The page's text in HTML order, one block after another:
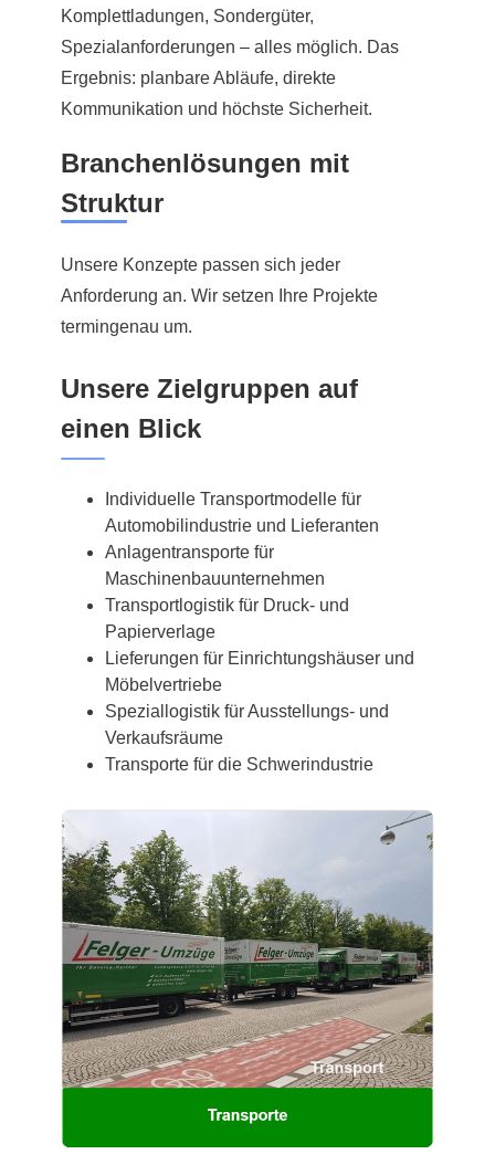
Komplettladungen, Sondergüter,
Spezialanforderungen – alles möglich. Das
Ergebnis: planbare Abläufe, direkte
Kommunikation und höchste Sicherheit.
Branchenlösungen mit
Struktur
Unsere Konzepte passen sich jeder
Anforderung an. Wir setzen Ihre Projekte
termingenau um.
Unsere Zielgruppen auf
einen Blick
Individuelle Transportmodelle für
Automobilindustrie und Lieferanten
Anlagentransporte für
Maschinenbauunternehmen
Transportlogistik für Druck- und
Papierverlage
Lieferungen für Einrichtungshäuser und
Möbelvertriebe
Speziallogistik für Ausstellungs- und
Verkaufsräume
Transporte für die Schwerindustrie